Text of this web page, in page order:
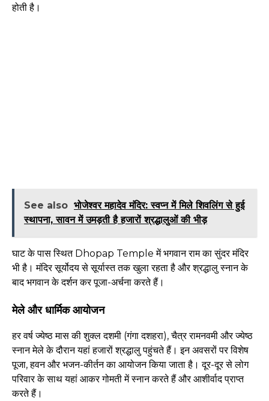
होती है।
See also भोजेश्वर महादेव मंदिर: स्वप्न में मिले शिवलिंग से हुई
स्थापना, सावन में उमड़ती है हजारों श्रद्धालुओं की भीड़
घाट के पास स्थित Dhopap Temple में भगवान राम का सुंदर मंदिर
भी है। मंदिर सूर्योदय से सूर्यास्त तक खुला रहता है और श्रद्धालु स्नान के
बाद भगवान के दर्शन कर पूजा-अर्चना करते हैं।
मेले और धार्मिक आयोजन
हर वर्ष ज्येष्ठ मास की शुक्ल दशमी (गंगा दशहरा), चैत्र रामनवमी और ज्येष्ठ
स्नान मेले के दौरान यहां हजारों श्रद्धालु पहुंचते हैं। इन अवसरों पर विशेष
पूजा, हवन और भजन-कीर्तन का आयोजन किया जाता है। दूर-दूर से लोग
परिवार के साथ यहां आकर गोमती में स्नान करते हैं और आशीर्वाद प्राप्त
करते हैं।